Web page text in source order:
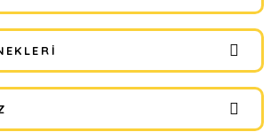
ürüne ilk yorumu siz yapın!